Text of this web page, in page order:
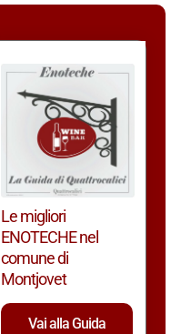
Le migliori
ENOTECHE nel
comune di
Montjovet
Vai alla Guida